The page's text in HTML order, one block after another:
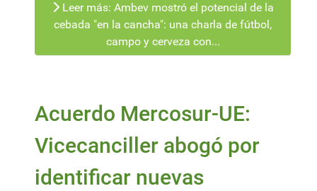
Leer más: Ambev mostró el potencial de la
cebada "en la cancha": una charla de fútbol,
campo y cerveza con...
Acuerdo Mercosur-UE:
Vicecanciller abogó por
identificar nuevas